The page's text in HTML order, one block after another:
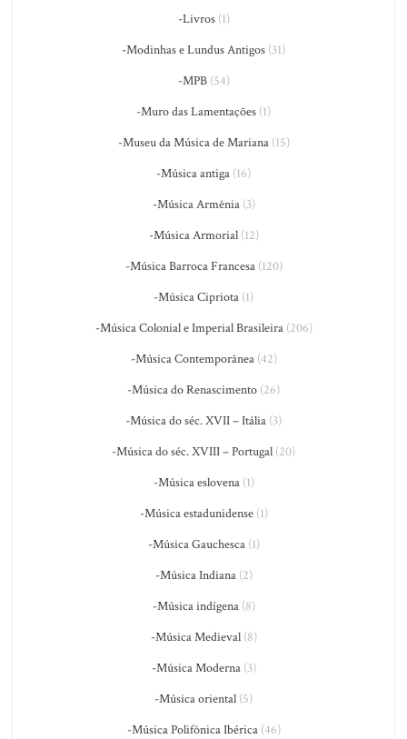
-Livros(1)
-Modinhas e Lundus Antigos (31)
-MPB(54)
-Muro das Lamentações (1)
-Museu da Música de Mariana(15)
-Música antiga (16)
-Música Armênia(3)
-Música Armorial(12)
-Música Barroca Francesa(120)
-Música Cipriota (1)
-Música Colonial e Imperial Brasileira(206)
-Música Contemporânea(42)
-Música do Renascimento (26)
-Música do séc. XVII – Itália (3)
-Música do séc. XVIII – Portugal (20)
-Música eslovena(1)
-Música estadunidense(1)
-Música Gauchesca(1)
-Música Indiana(2)
-Música indígena(8)
-Música Medieval(8)
-Música Moderna(3)
-Música oriental (5)
-Música Polifônica Ibérica(46)